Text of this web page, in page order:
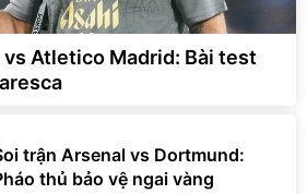
vs Atletico Madrid: Bài test
trận Arsenal vs Dortmund:
thủ bảo vệ ngai vàng